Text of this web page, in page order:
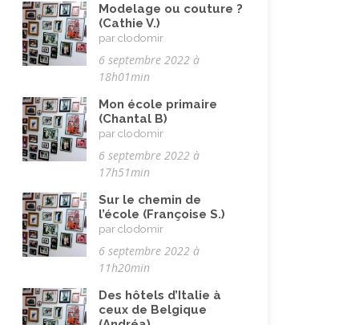
Racisme (10)
Religion, valeurs et éthique
Rencontres interculturelles
Retraite (4)
Rêves (12)
Solidarité (24)
Technologie (évolution) (24)
Travail (102)
(19)
Vie quotidienne (44)
Vieillissement (20)
Modelage ou couture ?
(Cathie V.)
par clodomir
6 septembre 2022 à
18h01min
Mon école primaire
(Chantal B)
par clodomir
6 septembre 2022 à
17h51min
Sur le chemin de
l’école (Françoise S.)
par clodomir
6 septembre 2022 à
11h20min
Des hôtels d’Italie à
ceux de Belgique